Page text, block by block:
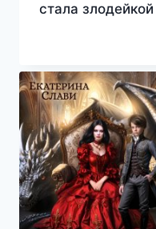
стала злодейкой